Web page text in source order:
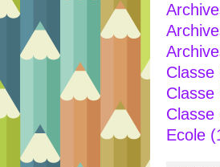
Classe
Classe
Classe
Ecole